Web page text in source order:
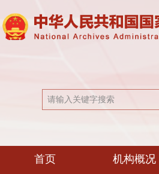
首页 机构概况